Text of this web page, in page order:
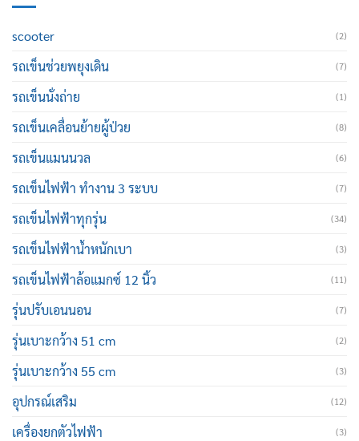
scooter (2)
รถเข็นช่วยพยุงเดิน (7)
รถเข็นนั่งถ่าย (1)
รถเข็นเคลื่อนย้ายผู้ป่วย (8)
รถเข็นแมนนวล (6)
รถเข็นไฟฟ้า ทำงาน 3 ระบบ (7)
รถเข็นไฟฟ้าทุกรุ่น (34)
รถเข็นไฟฟ้าน้ำหนักเบา (3)
รถเข็นไฟฟ้าล้อแมกซ์ 12 นิ้ว (11)
รุ่นปรับเอนนอน (7)
รุ่นเบาะกว้าง 51 cm (2)
รุ่นเบาะกว้าง 55 cm (3)
อุปกรณ์เสริม (12)
เครื่องยกตัวไฟฟ้า (3)